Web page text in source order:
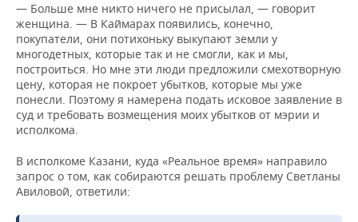
— Больше мне никто ничего не присылал, — говорит
женщина. — В Каймарах появились, конечно,
покупатели, они потихоньку выкупают земли у
многодетных, которые так и не смогли, как и мы,
построиться. Но мне эти люди предложили смехотворную
цену, которая не покроет убытков, которые мы уже
понесли. Поэтому я намерена подать исковое заявление в
суд и требовать возмещения моих убытков от мэрии и
исполкома.
В исполкоме Казани, куда «Реальное время» направило
запрос о том, как собираются решать проблему Светланы
Авиловой, ответили: